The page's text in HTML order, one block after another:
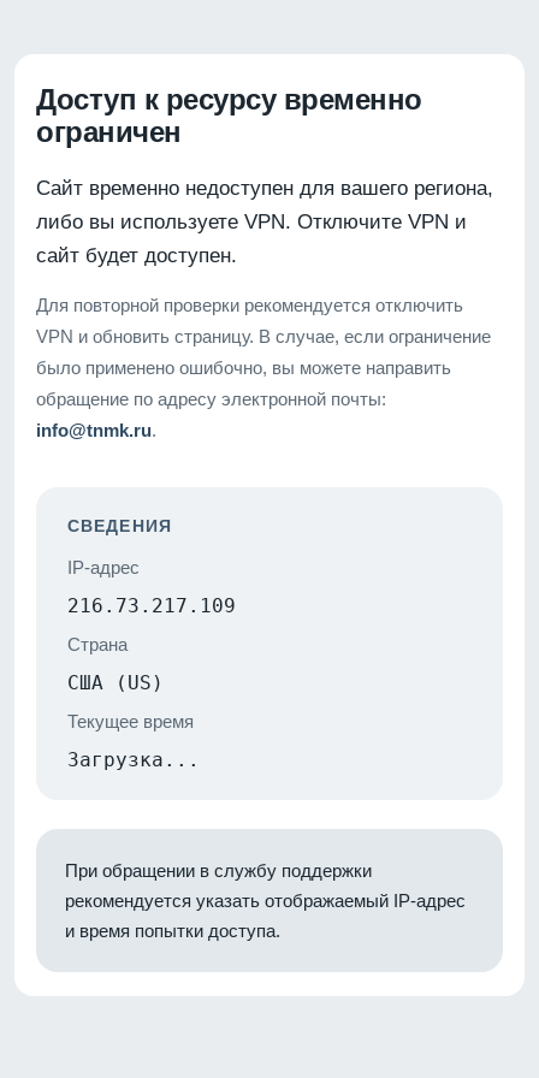
Доступ к ресурсу временно
ограничен
Сайт временно недоступен для вашего региона,
либо вы используете VPN. Отключите VPN и
сайт будет доступен.
Для повторной проверки рекомендуется отключить
VPN и обновить страницу. В случае, если ограничение
было применено ошибочно, вы можете направить
обращение по адресу электронной почты:
info@tnmk.ru.
СВЕДЕНИЯ
IP-адрес
216.73.217.109
Страна
США (US)
Текущее время
Загрузка...
При обращении в службу поддержки
рекомендуется указать отображаемый IP-адрес
и время попытки доступа.